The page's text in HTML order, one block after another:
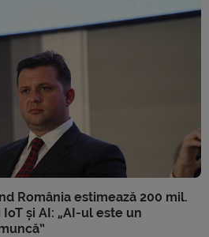
România estimează 200 mil.
și AI: „AI-ul este un